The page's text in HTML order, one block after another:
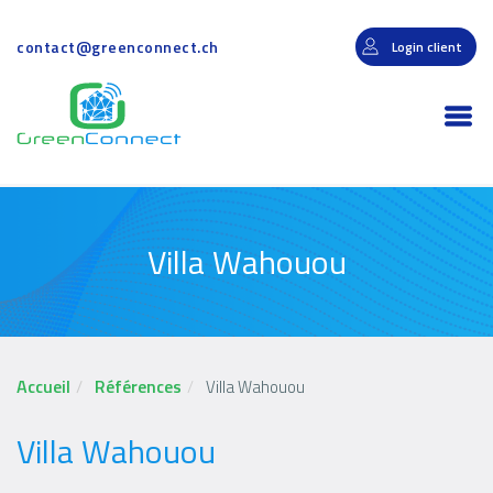
contenu
contact@greenconnect.ch Login client
Villa Wahouou
Accueil Références Villa Wahouou
Villa Wahouou